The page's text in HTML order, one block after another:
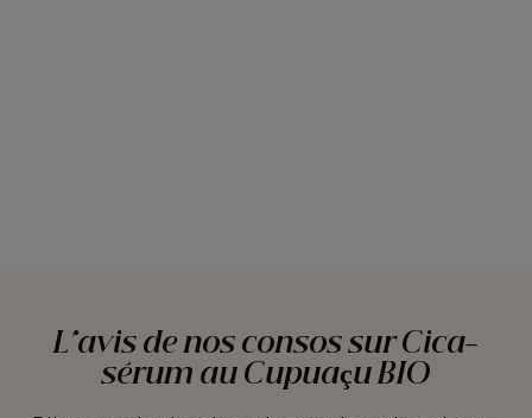
L'avis de nos consos sur Cica-
sérum au Cupuaçu BIO